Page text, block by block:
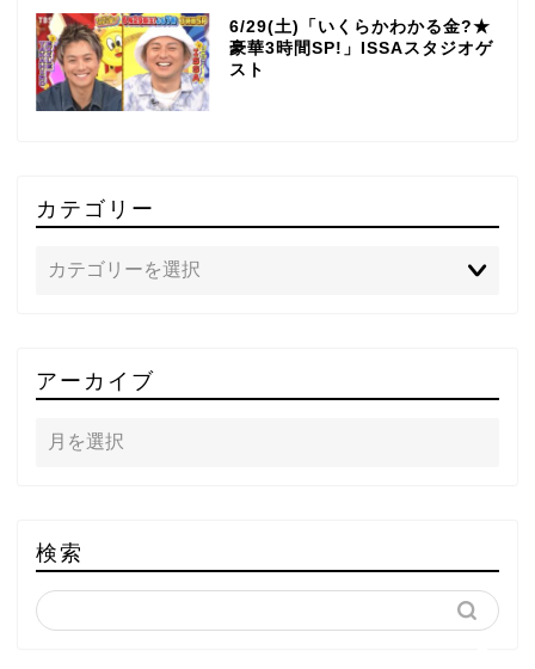
6/29(土)「いくらかわかる金?★
豪華3時間SP!」ISSAスタジオゲ
スト
カテゴリー
アーカイブ
検索
～DA PUMP YORIの晴れ
ばれラジオ～